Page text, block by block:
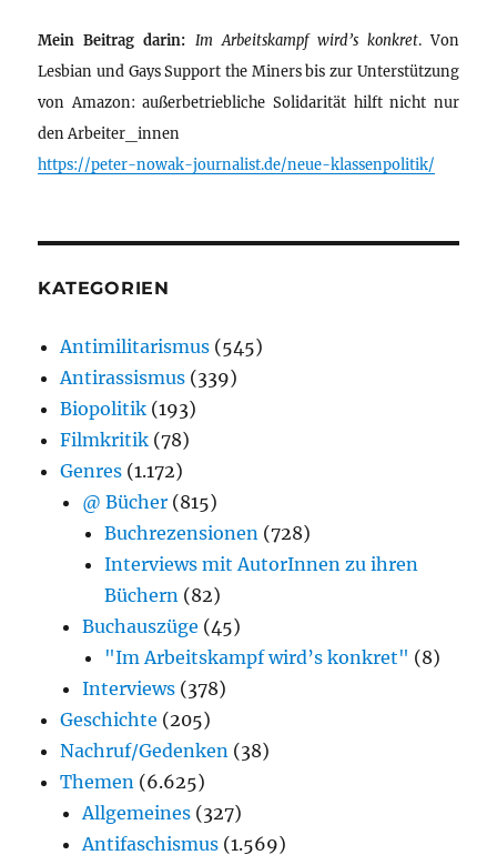
Mein Beitrag darin: Im Arbeitskampf wird’s konkret. Von
Lesbian und Gays Support the Miners bis zur Unterstützung
von Amazon: außerbetriebliche Solidarität hilft nicht nur
den Arbeiter_innen
https://peter-nowak-journalist.de/neue-klassenpolitik/
KATEGORIEN
Antimilitarismus (545)
Antirassismus (339)
Biopolitik (193)
Filmkritik (78)
Genres (1.172)
@ Bücher (815)
Buchrezensionen (728)
Interviews mit AutorInnen zu ihren
Büchern (82)
Buchauszüge (45)
"Im Arbeitskampf wird’s konkret" (8)
Interviews (378)
Geschichte (205)
Nachruf/Gedenken (38)
Themen (6.625)
Allgemeines (327)
Antifaschismus (1.569)